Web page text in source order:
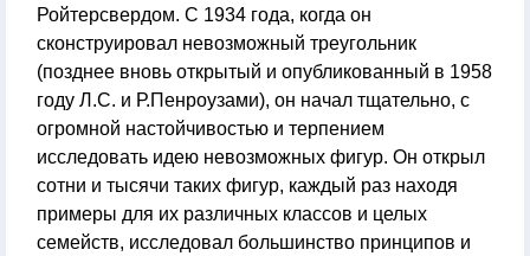
Ройтерсвердом. С 1934 года, когда он
сконструировал невозможный треугольник
(позднее вновь открытый и опубликованный в 1958
году Л.С. и Р.Пенроузами), он начал тщательно, с
огромной настойчивостью и терпением
исследовать идею невозможных фигур. Он открыл
сотни и тысячи таких фигур, каждый раз находя
примеры для их различных классов и целых
семейств, исследовал большинство принципов и